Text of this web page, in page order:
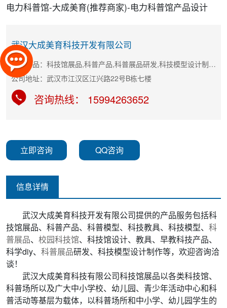
电力科普馆-大成美育(推荐商家)-电力科普馆产品设计
武汉大成美育科技开发有限公司
主营产品：科技馆展品,科普产品,科普展品研发,科技模型设计制作等
公司地址：武汉市江汉区江兴路22号B栋七楼
咨询热线： 15994263652
立即咨询 QQ咨询
信息详情
武汉大成美育科技开发有限公司提供的产品服务包括科
技馆展品、科普产品、科普模型、科技教具、科技模型、 科
普展品、 校园科技馆、科技馆设计、教具、早教科技产品、
科学diy、 科普展品研发、科技模型设计制作等，欢迎咨询洽
谈！
武汉大成美育科技有限公司科技馆展品以各类科技馆、
科普场所以及广大中小学校、幼儿园、青少年活动中心和科
普活动等基层为载体，以科普场所和中小学、幼儿园学生的